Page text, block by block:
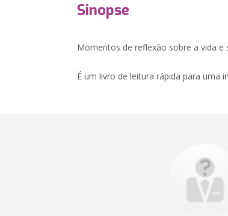
Sinopse
Momentos de reflexão sobre a vida e
É um livro de leitura rápida para uma